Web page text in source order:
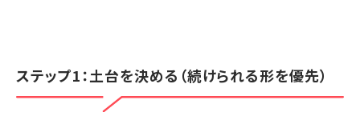
ステップ1：土台を決める（続けられる形を優先）